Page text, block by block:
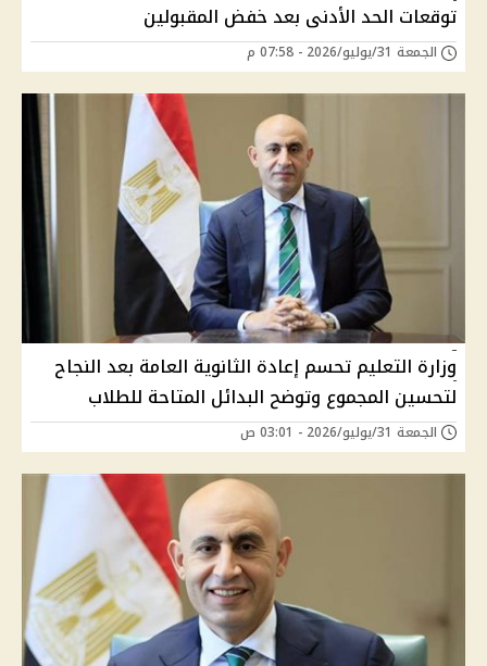
توقعات الحد الأدنى بعد خفض المقبولين
الجمعة 31/يوليو/2026 - 07:58 م
وزارة التعليم تحسم إعادة الثانوية العامة بعد النجاح
لتحسين المجموع وتوضح البدائل المتاحة للطلاب
الجمعة 31/يوليو/2026 - 03:01 ص